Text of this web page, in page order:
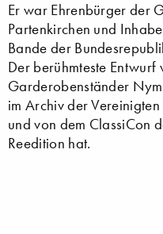
Er war Ehrenbürger der
Partenkirchen und
Bande der
Der berühmteste
Garderobenständer
im Archiv der
und von dem ClassiCon
Reedition hat.